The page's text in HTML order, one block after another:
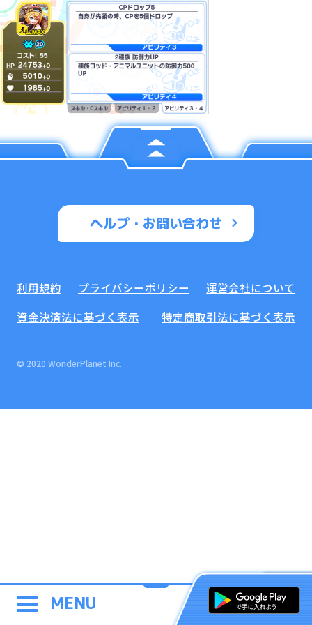
MENU
ヘルプ・お問い合わせ
利用規約 プライバシーポリシー
運営会社について
資金決済法に基づく表示
特定商取引法に基づく表示
© 2020 WonderPlanet Inc.